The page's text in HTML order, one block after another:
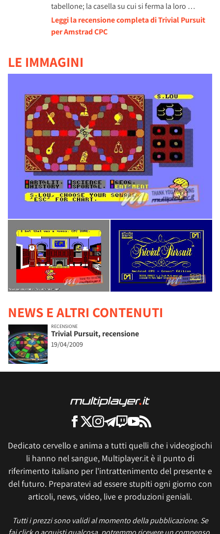
tabellone; la casella su cui si ferma la loro …
Leggi la recensione completa di Trivial Pursuit
per Amstrad CPC
LE IMMAGINI
NEWS E ALTRI CONTENUTI
RECENSIONE
Trivial Pursuit, recensione
19/04/2009
Dedicato cervello e anima a tutti quelli che i videogiochi
li hanno nel sangue, Multiplayer.it è il punto di
riferimento italiano per l'intrattenimento del presente e
del futuro. Preparatevi ad essere stupiti ogni giorno con
articoli, news, video, live e produzioni geniali.
Tutti i prezzi sono validi al momento della pubblicazione. Se